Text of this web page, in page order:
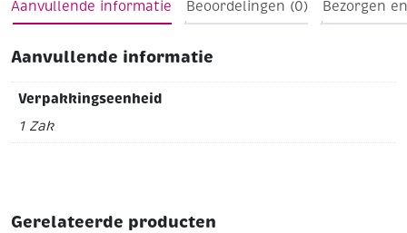
Aanvullende informatie Beoordelingen (0) Bezorgen
Aanvullende informatie
Verpakkingseenheid
1 Zak
Gerelateerde producten